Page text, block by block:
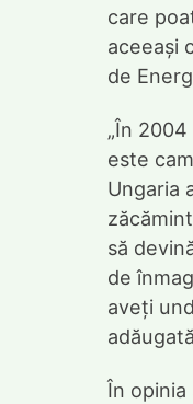
care
aceeași
de
„În
este
Ungaria
să
de
aveți
În